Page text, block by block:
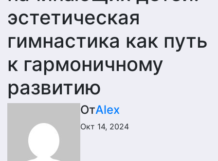
эстетическая
гимнастика как путь
к гармоничному
развитию
ОтAlex
Окт 14, 2024